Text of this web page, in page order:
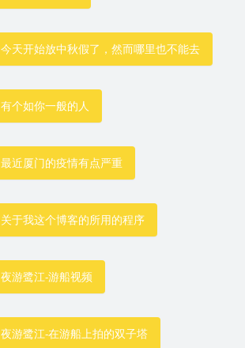
今天开始放中秋假了，然而哪里也不能去
有个如你一般的人
最近厦门的疫情有点严重
关于我这个博客的所用的程序
夜游鹭江-游船视频
夜游鹭江-在游船上拍的双子塔